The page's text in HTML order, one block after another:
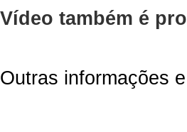
Vídeo também é
Outras informações e